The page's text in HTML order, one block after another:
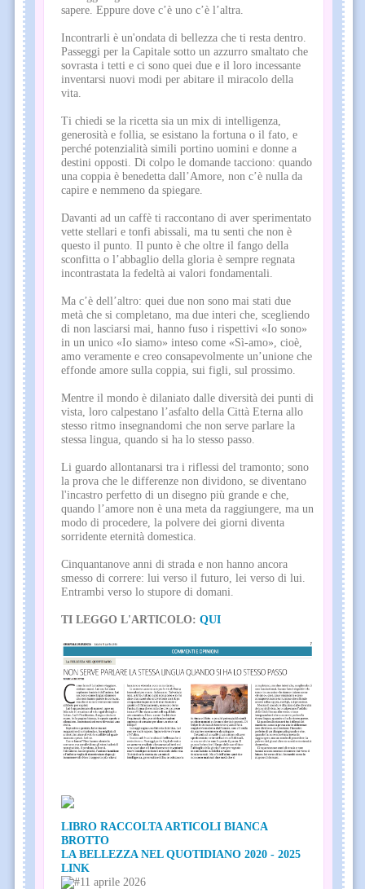
sapere. Eppure dove c’è uno c’è l’altra.
Incontrarli è un'ondata di bellezza che ti resta dentro.
Passeggi per la Capitale sotto un azzurro smaltato che
sovrasta i tetti e ci sono quei due e il loro incessante
inventarsi nuovi modi per abitare il miracolo della
vita.
Ti chiedi se la ricetta sia un mix di intelligenza,
generosità e follia, se esistano la fortuna o il fato, e
perché potenzialità simili portino uomini e donne a
destini opposti. Di colpo le domande tacciono: quando
una coppia è benedetta dall’Amore, non c’è nulla da
capire e nemmeno da spiegare.
Davanti ad un caffè ti raccontano di aver sperimentato
vette stellari e tonfi abissali, ma tu senti che non è
questo il punto. Il punto è che oltre il fango della
sconfitta o l’abbaglio della gloria è sempre regnata
incontrastata la fedeltà ai valori fondamentali.
Ma c’è dell’altro: quei due non sono mai stati due
metà che si completano, ma due interi che, scegliendo
di non lasciarsi mai, hanno fuso i rispettivi «Io sono»
in un unico «Io siamo» inteso come «Sì-amo», cioè,
amo veramente e creo consapevolmente un’unione che
effonde amore sulla coppia, sui figli, sul prossimo.
Mentre il mondo è dilaniato dalle diversità dei punti di
vista, loro calpestano l’asfalto della Città Eterna allo
stesso ritmo insegnandomi che non serve parlare la
stessa lingua, quando si ha lo stesso passo.
Li guardo allontanarsi tra i riflessi del tramonto; sono
la prova che le differenze non dividono, se diventano
l'incastro perfetto di un disegno più grande e che,
quando l’amore non è una meta da raggiungere, ma un
modo di procedere, la polvere dei giorni diventa
sorridente eternità domestica.
Cinquantanove anni di strada e non hanno ancora
smesso di correre: lui verso il futuro, lei verso di lui.
Entrambi verso lo stupore di domani.
TI LEGGO L'ARTICOLO: QUI
LIBRO RACCOLTA ARTICOLI BIANCA
BROTTO
LA BELLEZZA NEL QUOTIDIANO 2020 - 2025
LINK
#11 aprile 2026